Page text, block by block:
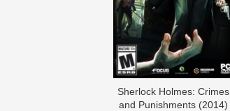
Sherlock Holmes: Crimes
and Punishments (2014)